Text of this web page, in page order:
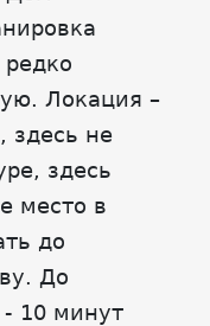
Локация –
здесь не
здесь
место в
до
До
10 минут